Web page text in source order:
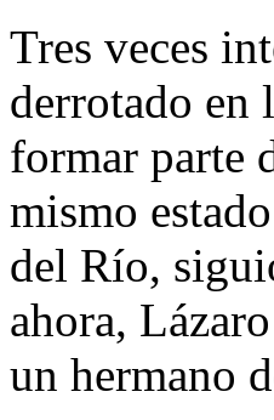
Tres veces
derrotado en
formar parte
mismo
del Río,
ahora,
un hermano